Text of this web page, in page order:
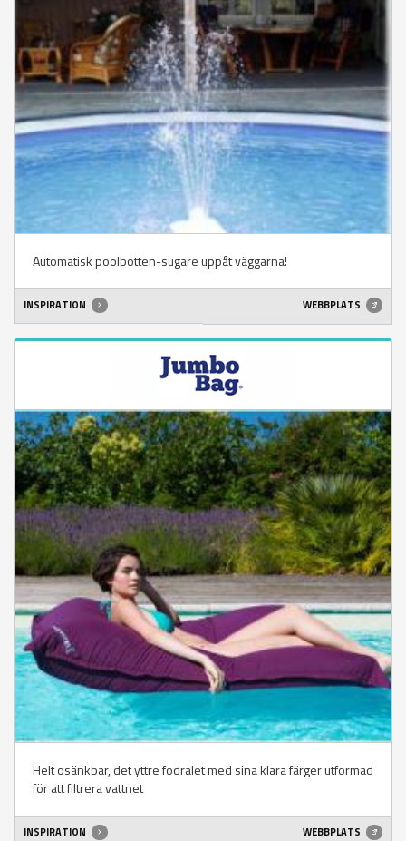
Automatisk poolbotten-sugare uppåt väggarna!
INSPIRATION WEBBPLATS
Helt osänkbar, det yttre fodralet med sina klara färger utformad
för att filtrera vattnet
INSPIRATION WEBBPLATS